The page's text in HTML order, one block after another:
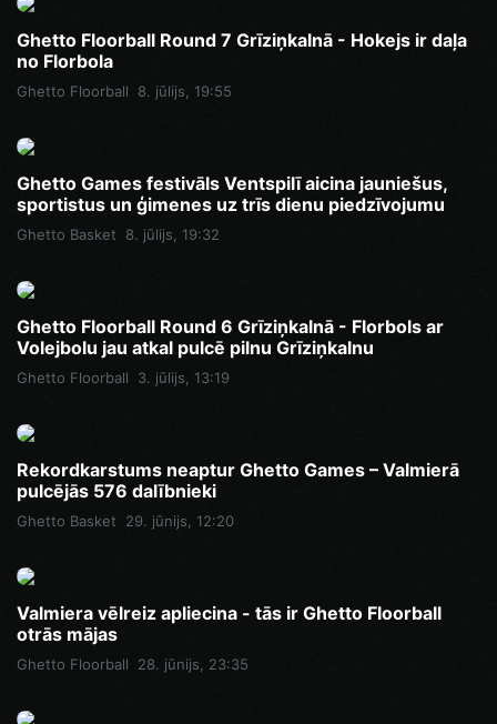
Ghetto Floorball Round 7 Grīziņkalnā - Hokejs ir daļa
no Florbola
Ghetto Floorball 8. jūlijs, 19:55
Ghetto Games festivāls Ventspilī aicina jauniešus,
sportistus un ģimenes uz trīs dienu piedzīvojumu
Ghetto Basket 8. jūlijs, 19:32
Ghetto Floorball Round 6 Grīziņkalnā - Florbols ar
Volejbolu jau atkal pulcē pilnu Grīziņkalnu
Ghetto Floorball 3. jūlijs, 13:19
Rekordkarstums neaptur Ghetto Games – Valmierā
pulcējās 576 dalībnieki
Ghetto Basket 29. jūnijs, 12:20
Valmiera vēlreiz apliecina - tās ir Ghetto Floorball
otrās mājas
Ghetto Floorball 28. jūnijs, 23:35